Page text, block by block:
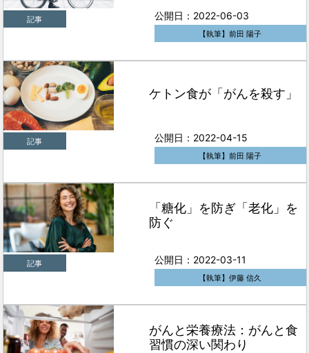
記事 公開日：2022-06-03
【執筆】前田 陽子
ケトン食が「がんを殺す」
記事 公開日：2022-04-15
【執筆】前田 陽子
「糖化」を防ぎ「老化」を
防ぐ
記事 公開日：2022-03-11
【執筆】伊藤 信久
がんと栄養療法：がんと食
習慣の深い関わり